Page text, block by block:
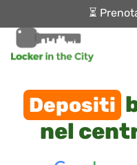
⏳
Depositi
nel